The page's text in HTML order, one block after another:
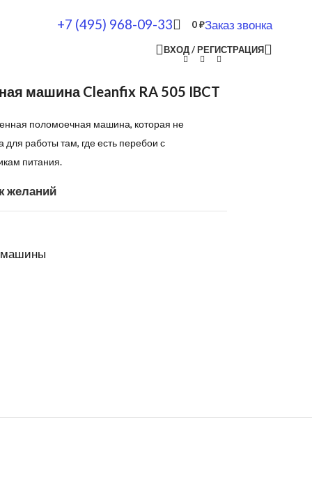
+7 (495) 968-09-33 0₽Заказ звонка
ВХОД / РЕГИСТРАЦИЯ
машина Cleanfix RA 505 IBCT
поломоечная машина, которая не
работы там, где есть перебои с
питания.
желаний